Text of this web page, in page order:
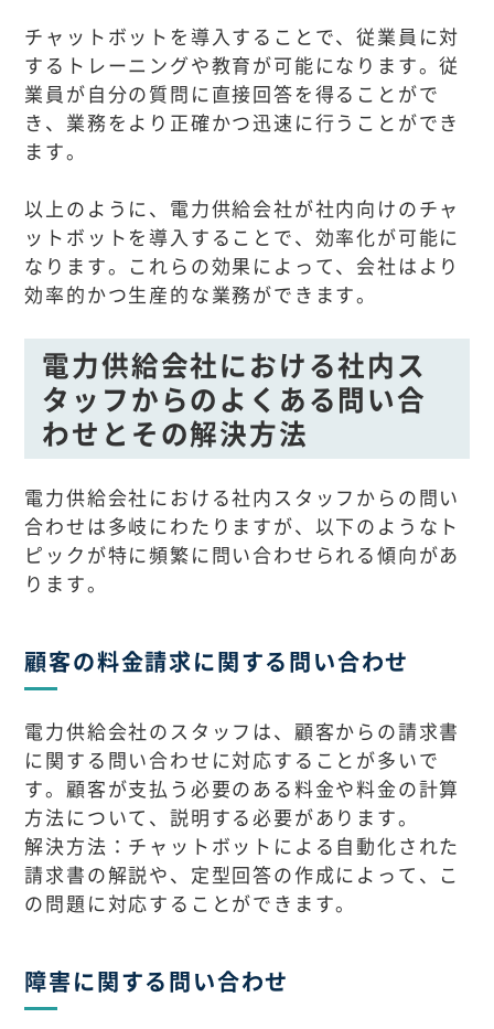
チャットボットを導入することで、従業員に対
するトレーニングや教育が可能になります。従
業員が自分の質問に直接回答を得ることがで
き、業務をより正確かつ迅速に行うことができ
ます。
以上のように、電力供給会社が社内向けのチャ
ットボットを導入することで、効率化が可能に
なります。これらの効果によって、会社はより
効率的かつ生産的な業務ができます。
電力供給会社における社内ス
タッフからのよくある問い合
わせとその解決方法
電力供給会社における社内スタッフからの問い
合わせは多岐にわたりますが、以下のようなト
ピックが特に頻繁に問い合わせられる傾向があ
ります。
顧客の料金請求に関する問い合わせ
電力供給会社のスタッフは、顧客からの請求書
に関する問い合わせに対応することが多いで
す。顧客が支払う必要のある料金や料金の計算
方法について、説明する必要があります。
解決方法：チャットボットによる自動化された
請求書の解説や、定型回答の作成によって、こ
の問題に対応することができます。
障害に関する問い合わせ